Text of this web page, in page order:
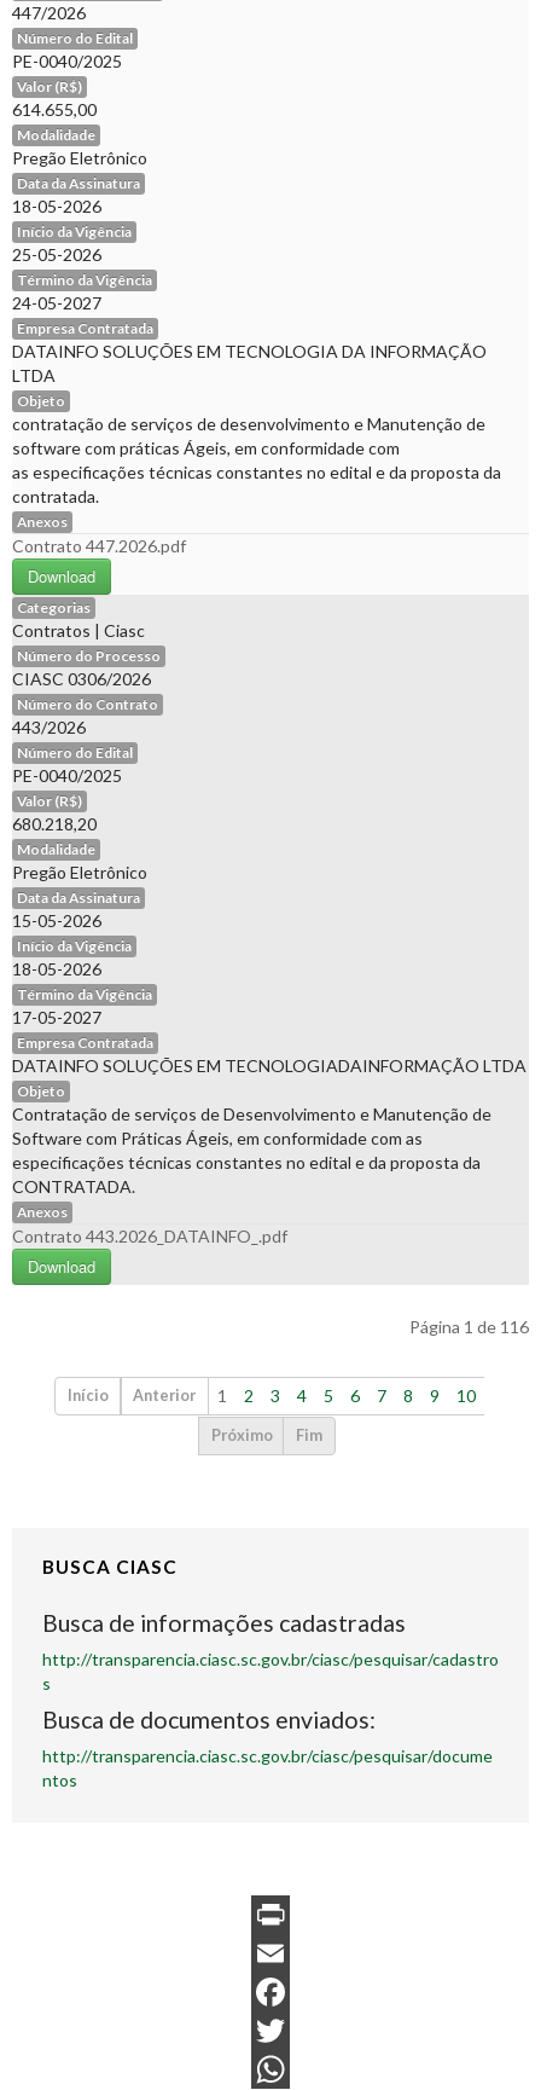
447/2026
Número do Edital
PE-0040/2025
Valor (R$)
614.655,00
Modalidade
Pregão Eletrônico
Data da Assinatura
18-05-2026
Início da Vigência
25-05-2026
Término da Vigência
24-05-2027
Empresa Contratada
DATAINFO SOLUÇÕES EM TECNOLOGIA DA INFORMAÇÃO
LTDA
Objeto
contratação de serviços de desenvolvimento e Manutenção de
software com práticas Ágeis, em conformidade com
as especificações técnicas constantes no edital e da proposta da
contratada.
Anexos
Contrato 447.2026.pdf
Download
Categorias
Contratos | Ciasc
Número do Processo
CIASC 0306/2026
Número do Contrato
443/2026
Número do Edital
PE-0040/2025
Valor (R$)
680.218,20
Modalidade
Pregão Eletrônico
Data da Assinatura
15-05-2026
Início da Vigência
18-05-2026
Término da Vigência
17-05-2027
Empresa Contratada
DATAINFO SOLUÇÕES EM TECNOLOGIADAINFORMAÇÃO LTDA
Objeto
Contratação de serviços de Desenvolvimento e Manutenção de
Software com Práticas Ágeis, em conformidade com as
especificações técnicas constantes no edital e da proposta da
CONTRATADA.
Anexos
Contrato 443.2026_DATAINFO_.pdf
Download
Página 1 de 116
Início Anterior 1 2 3 4 5 6 7 8 9 10
Próximo Fim
BUSCA CIASC
Busca de informações cadastradas
http://transparencia.ciasc.sc.gov.br/ciasc/pesquisar/cadastro
s
Busca de documentos enviados:
http://transparencia.ciasc.sc.gov.br/ciasc/pesquisar/docume
ntos
P
r
n
E
m
a
a
T